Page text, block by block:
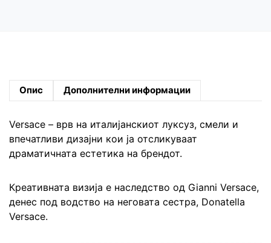
Опис Дополнителни информации
Versace – врв на италијанскиот луксуз, смели и
впечатливи дизајни кои ja отсликуваат
драматичната естетика на брендот.
Креативната визија е наследство од Gianni Versace,
денес под водство на неговата сестра, Donatella
Versace.